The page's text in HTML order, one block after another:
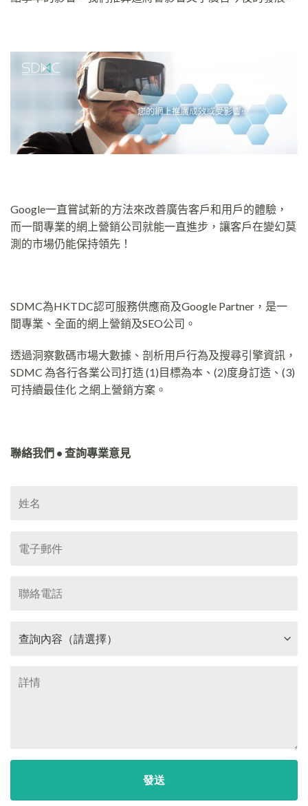
Google一直嘗試新的方法來改善廣告客戶和用戶的體驗，
而一間專業的網上營銷公司就能一直進步，讓客戶在變幻莫
測的市場仍能保持領先！
SDMC為HKTDC認可服務供應商及Google Partner，是一
間專業、全面的網上營銷及SEO公司。
透過洞察數碼市場大數據、剖析用戶行為及搜尋引擎資訊，
SDMC 為各行各業公司打造 (1)目標為本、(2)度身訂造、(3)
可持續最佳化 之網上營銷方案。
聯絡我們 • 查詢專業意見